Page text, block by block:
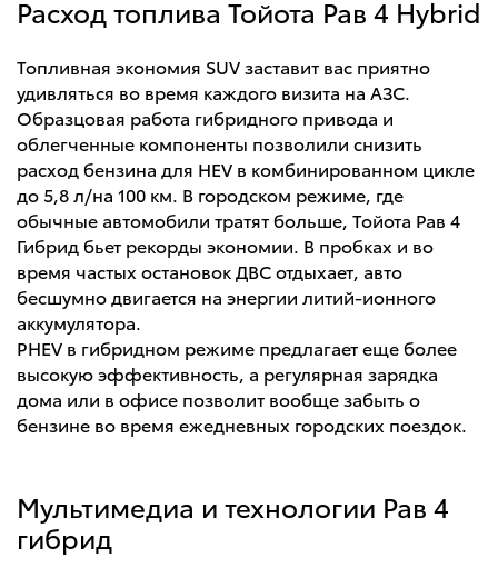
Расход топлива Тойота Рав 4 Hybrid
Топливная экономия SUV заставит вас приятно
удивляться во время каждого визита на АЗС.
Образцовая работа гибридного привода и
облегченные компоненты позволили снизить
расход бензина для HEV в комбинированном цикле
до 5,8 л/на 100 км. В городском режиме, где
обычные автомобили тратят больше, Тойота Рав 4
Гибрид бьет рекорды экономии. В пробках и во
время частых остановок ДВС отдыхает, авто
бесшумно двигается на энергии литий-ионного
аккумулятора.
PHEV в гибридном режиме предлагает еще более
высокую эффективность, а регулярная зарядка
дома или в офисе позволит вообще забыть о
бензине во время ежедневных городских поездок.
Мультимедиа и технологии Рав 4
гибрид